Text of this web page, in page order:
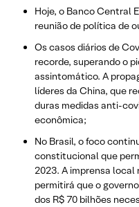
Hoje, o Banco Central
reunião de política de
Os casos diários de
recorde, superando o
assintomático. A
líderes da China, que
duras medidas anti-
econômica;
No Brasil, o foco
constitucional que
2023. A imprensa
permitirá que o
dos R$ 70 bilhões